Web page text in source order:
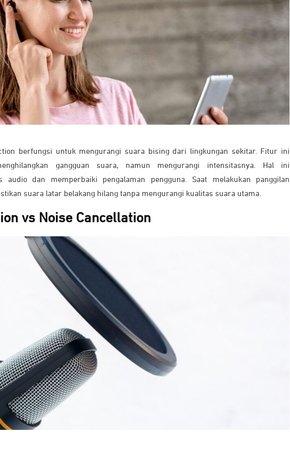
berfungsi untuk mengurangi suara bising dari lingkungan sekitar. Fitur ini
gangguan suara, namun mengurangi intensitasnya. Hal ini
audio dan memperbaiki pengalaman pengguna. Saat melakukan panggilan
suara latar belakang hilang tanpa mengurangi kualitas suara utama.
vs Noise Cancellation